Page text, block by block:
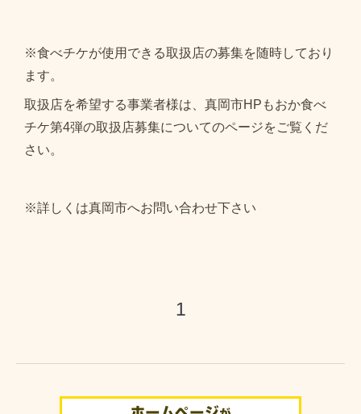
※食べチケが使用できる取扱店の募集を随時しており
ます。
取扱店を希望する事業者様は、真岡市HPもおか食べ
チケ第4弾の取扱店募集についてのページをご覧くだ
さい。
※詳しくは真岡市へお問い合わせ下さい
1